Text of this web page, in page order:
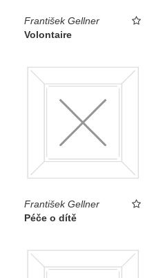
František Gellner
Volontaire
František Gellner
Péče o dítě